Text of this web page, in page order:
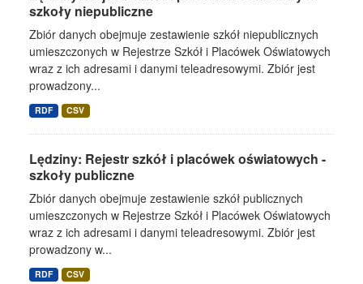
szkoły niepubliczne
Zbiór danych obejmuje zestawienie szkół niepublicznych
umieszczonych w Rejestrze Szkół i Placówek Oświatowych
wraz z ich adresami i danymi teleadresowymi. Zbiór jest
prowadzony...
RDF CSV
Lędziny: Rejestr szkół i placówek oświatowych -
szkoły publiczne
Zbiór danych obejmuje zestawienie szkół publicznych
umieszczonych w Rejestrze Szkół i Placówek Oświatowych
wraz z ich adresami i danymi teleadresowymi. Zbiór jest
prowadzony w...
RDF CSV